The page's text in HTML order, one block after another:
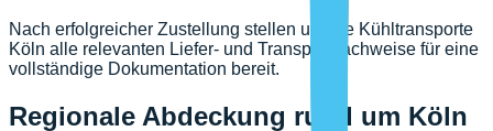
Nach erfolgreicher Zustellung stellen unsere Kühltransporte
Köln alle relevanten Liefer- und Transportnachweise für eine
vollständige Dokumentation bereit.
Regionale Abdeckung rund um Köln